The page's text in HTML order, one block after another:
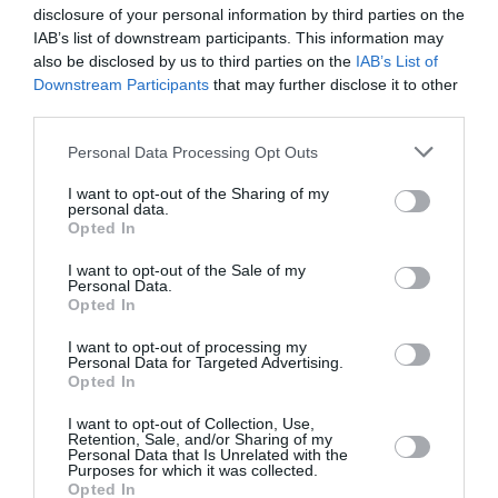
disclosure of your personal information by third parties on the
IAB’s list of downstream participants. This information may
also be disclosed by us to third parties on the IAB’s List of
Downstream Participants that may further disclose it to other
Personal Data Processing Opt Outs
I want to opt-out of the Sharing of my
personal data.
Opted In
I want to opt-out of the Sale of my
Personal Data.
Opted In
I want to opt-out of processing my
Personal Data for Targeted Advertising.
Opted In
I want to opt-out of Collection, Use,
Retention, Sale, and/or Sharing of my
Personal Data that Is Unrelated with the
Purposes for which it was collected.
Opted In
George Salameh, Εικαστικός
Poka Yio, Εικαστικός, Διευθυντής Μπιενάλε της Αθήνας
Συντονίζει η Κατερίνα Ζαχαροπούλου
Σάββατο 20 Νοεμβρίου 13.00
Κείμενα και Παρακείμενα
Συζητούν οι:
Άγγελος Σκούρτης, Εικαστικός
Χρήστος Χρυσόπουλος, Συγγραφέας, Φωτογράφος
Συντονίζει η Κατερίνα Ζαχαροπούλου
Κυριακή 21 Νοεμβρίου 13.00